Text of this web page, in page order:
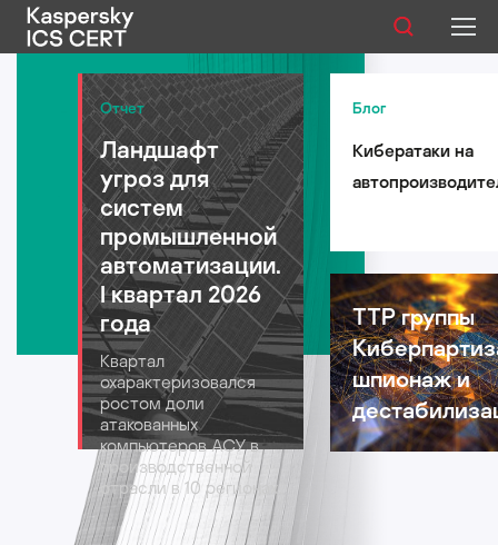
Публикации
Услуги
Уязвимости
Статистика
Русский
Отчет
Ландшафт
угроз для
систем
промышленной
автоматизации.
I квартал 2026
года
Квартал
охарактеризовался
ростом доли
атакованных
компьютеров АСУ в
производственной
отрасли в 10 регионах
Блог
Кибератаки на
компании: риски
автомобильной
индустрии в 2026
году
TTP группы
шпионаж и